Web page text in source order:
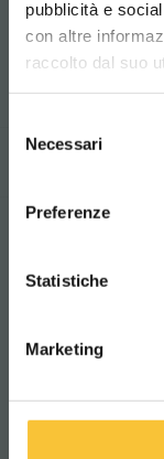
pubblicità e
con altre
raccolto dal suo
delNecessari
Preferenze
Statistiche
Marketing
Breedte
Scegli il
lingua